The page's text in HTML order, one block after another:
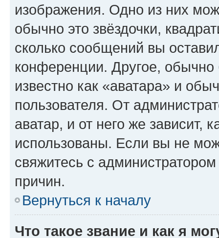
изображения. Одно из них
обычно это звёздочки,
сколько сообщений вы
конференции. Другое,
известно как «аватара» и
пользователя. От
аватар, и от него же зависит,
использованы. Если вы не
свяжитесь с
причин.
Вернуться к началу
Что такое звание и как я